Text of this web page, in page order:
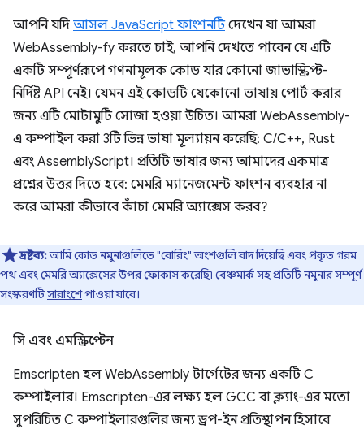
আপনি যদি আসল JavaScript ফাংশনটিদেখেন যা আমরা
WebAssembly-fy করতে চাই, আপনি দেখতে পাবেন যে এটি
একটি সম্পূর্ণরূপে গণনামূলক কোড যার কোনো জাভাস্ক্রিপ্ট-
নির্দিষ্ট API নেই। যেমন এই কোডটি যেকোনো ভাষায় পোর্ট করার
জন্য এটি মোটামুটি সোজা হওয়া উচিত। আমরা WebAssembly-
এ কম্পাইল করা 3টি ভিন্ন ভাষা মূল্যায়ন করেছি: C/C++, Rust
এবং AssemblyScript। প্রতিটি ভাষার জন্য আমাদের একমাত্র
প্রশ্নের উত্তর দিতে হবে: মেমরি ম্যানেজমেন্ট ফাংশন ব্যবহার না
করে আমরা কীভাবে কাঁচা মেমরি অ্যাক্সেস করব?
দ্রষ্টব্য:আমি কোড নমুনাগুলিতে "বোরিং" অংশগুলি বাদ দিয়েছি এবং প্রকৃত গরম
পথ এবং মেমরি অ্যাক্সেসের উপর ফোকাস করেছি৷ বেঞ্চমার্ক সহ প্রতিটি নমুনার সম্পূর্ণ
সংস্করণটিসারাংশেপাওয়া যাবে।
সি এবং এমস্ক্রিপ্টেন
Emscripten হল WebAssembly টার্গেটের জন্য একটি C
কম্পাইলার। Emscripten-এর লক্ষ্য হল GCC বা ক্ল্যাং-এর মতো
সুপরিচিত C কম্পাইলারগুলির জন্য ড্রপ-ইন প্রতিস্থাপন হিসাবে